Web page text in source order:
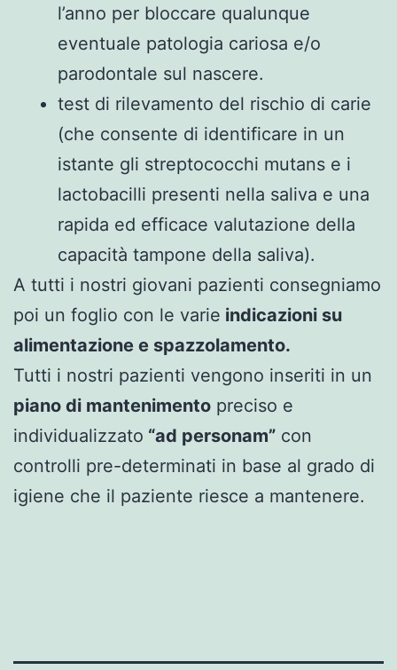
l’anno per bloccare qualunque
eventuale patologia cariosa e/o
parodontale sul nascere.
test di rilevamento del rischio di carie
(che consente di identificare in un
istante gli streptococchi mutans e i
lactobacilli presenti nella saliva e una
rapida ed efficace valutazione della
capacità tampone della saliva).
A tutti i nostri giovani pazienti consegniamo
poi un foglio con le varie indicazioni su
alimentazione e spazzolamento.
Tutti i nostri pazienti vengono inseriti in un
piano di mantenimento preciso e
individualizzato “ad personam” con
controlli pre-determinati in base al grado di
igiene che il paziente riesce a mantenere.